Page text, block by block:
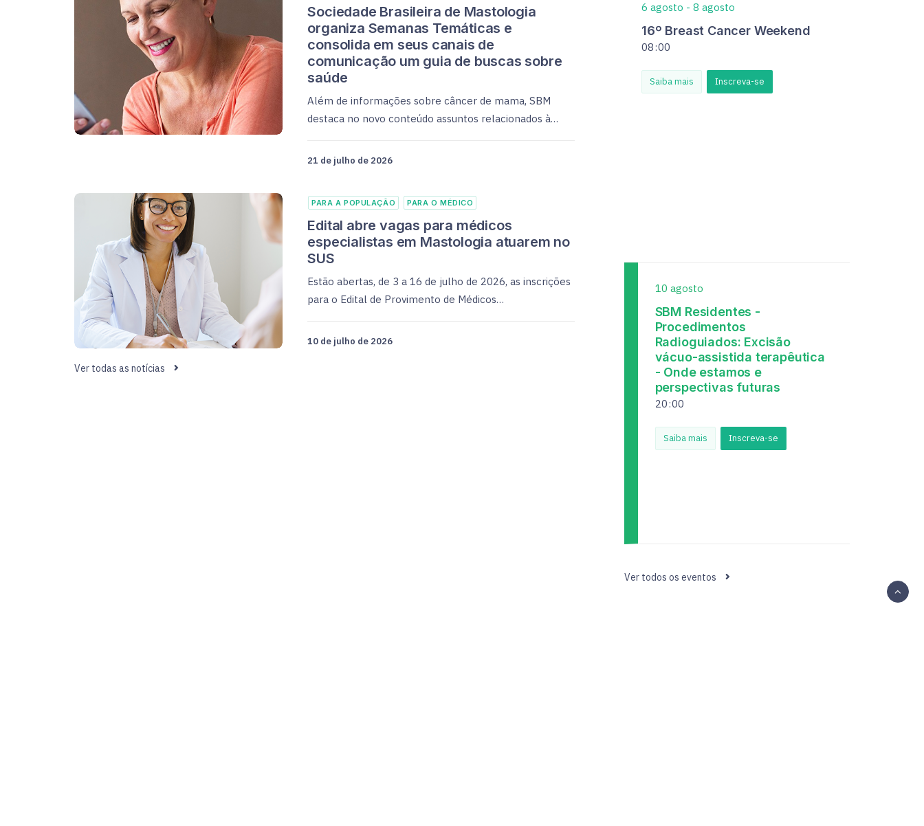
Sociedade Brasileira de Mastologia
organiza Semanas Temáticas e
consolida em seus canais de
comunicação um guia de buscas sobre
saúde
Além de informações sobre câncer de mama, SBM
destaca no novo conteúdo assuntos relacionados à…
21 de julho de 2026
PARA A POPULAÇÃO PARA O MÉDICO
Edital abre vagas para médicos
especialistas em Mastologia atuarem no
SUS
Estão abertas, de 3 a 16 de julho de 2026, as inscrições
para o Edital de Provimento de Médicos…
10 de julho de 2026
Ver todas as notícias
6 agosto - 8 agosto
16º Breast Cancer Weekend
08:00
Saiba mais Inscreva-se
10 agosto
SBM Residentes -
Procedimentos
Radioguiados: Excisão
vácuo-assistida terapêutica
- Onde estamos e
perspectivas futuras
20:00
Saiba mais Inscreva-se
Ver todos os eventos